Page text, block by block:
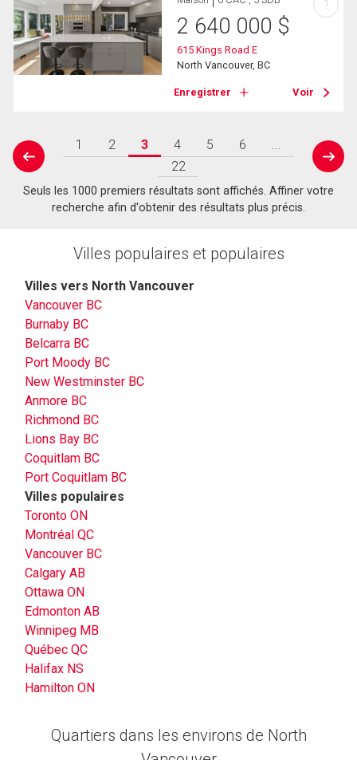
2 640 000 $
615 Kings Road E
North Vancouver, BC
Enregistrer Voir
?
prev
1 2 3 4 5 6
...
22
next
Seuls les 1000 premiers résultats sont affichés. Affiner votre
recherche afin d'obtenir des résultats plus précis.
Villes populaires et populaires
Villes vers North Vancouver
Vancouver BC
Burnaby BC
Belcarra BC
Port Moody BC
New Westminster BC
Anmore BC
Richmond BC
Lions Bay BC
Coquitlam BC
Port Coquitlam BC
Villes populaires
Toronto ON
Montréal QC
Vancouver BC
Calgary AB
Ottawa ON
Edmonton AB
Winnipeg MB
Québec QC
Halifax NS
Hamilton ON
Quartiers dans les environs de North